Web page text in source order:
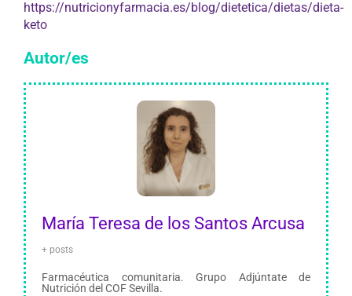
https://nutricionyfarmacia.es/blog/dietetica/dietas/dieta-
keto
Autor/es
María Teresa de los Santos Arcusa
+ posts
Farmacéutica comunitaria. Grupo Adjúntate de
Nutrición del COF Sevilla.